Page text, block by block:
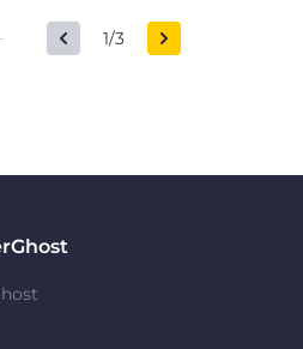
1/3